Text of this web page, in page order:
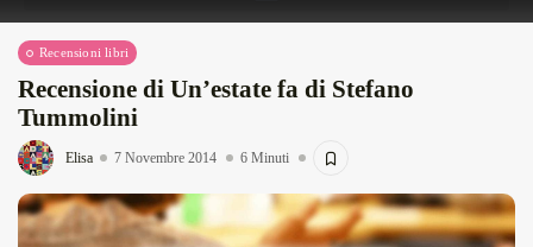
Recensioni libri
Recensione di Un’estate fa di Stefano
Tummolini
Elisa 7 Novembre 2014 6 Minuti